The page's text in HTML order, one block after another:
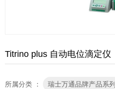
Titrino plus 自动电位滴定仪
所属分类 ：
瑞士万通品牌产品系列